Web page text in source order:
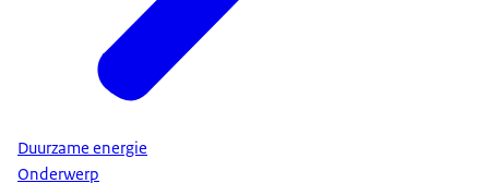
Duurzame energie
Onderwerp